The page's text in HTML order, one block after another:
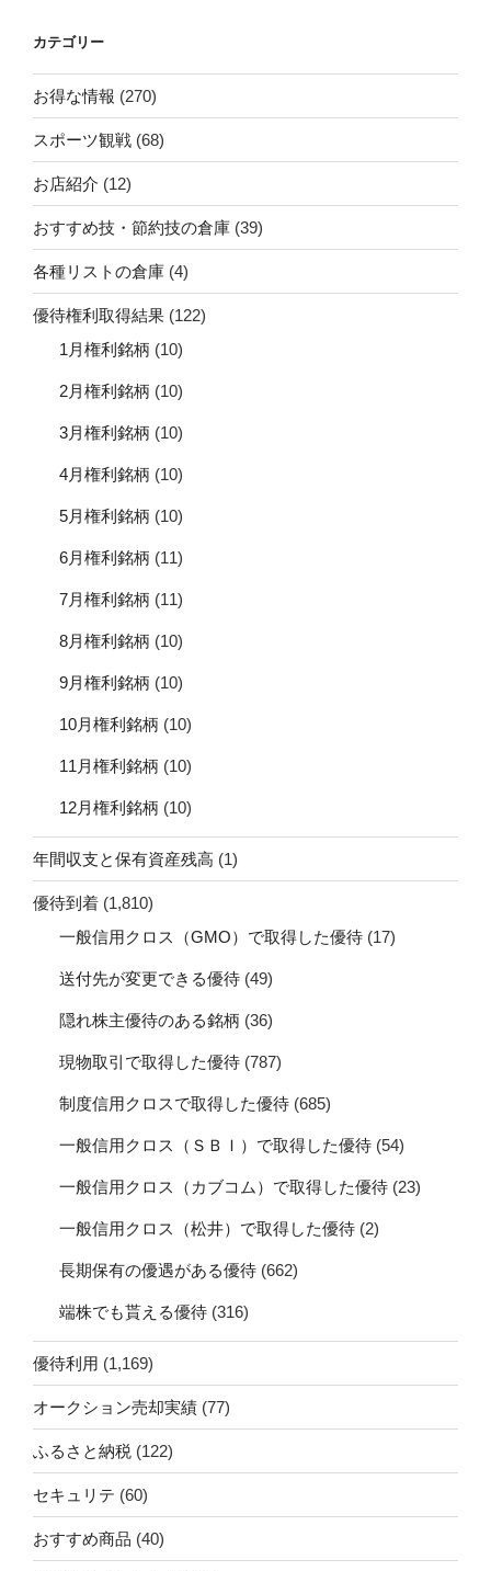
カテゴリー
お得な情報 (270)
スポーツ観戦 (68)
お店紹介 (12)
おすすめ技・節約技の倉庫 (39)
各種リストの倉庫 (4)
優待権利取得結果 (122)
1月権利銘柄 (10)
2月権利銘柄 (10)
3月権利銘柄 (10)
4月権利銘柄 (10)
5月権利銘柄 (10)
6月権利銘柄 (11)
7月権利銘柄 (11)
8月権利銘柄 (10)
9月権利銘柄 (10)
10月権利銘柄 (10)
11月権利銘柄 (10)
12月権利銘柄 (10)
年間収支と保有資産残高 (1)
優待到着 (1,810)
一般信用クロス（GMO）で取得した優待 (17)
送付先が変更できる優待 (49)
隠れ株主優待のある銘柄 (36)
現物取引で取得した優待 (787)
制度信用クロスで取得した優待 (685)
一般信用クロス（ＳＢＩ）で取得した優待 (54)
一般信用クロス（カブコム）で取得した優待 (23)
一般信用クロス（松井）で取得した優待 (2)
長期保有の優遇がある優待 (662)
端株でも貰える優待 (316)
優待利用 (1,169)
オークション売却実績 (77)
ふるさと納税 (122)
セキュリテ (60)
おすすめ商品 (40)